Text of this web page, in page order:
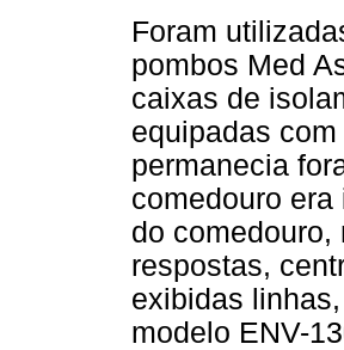
Foram
pombos Med
caixas de
equipadas
permanecia
comedouro
do
respostas,
exibidas
modelo ENV-